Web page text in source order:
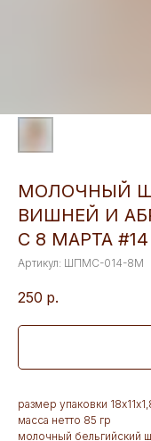
МОЛОЧНЫЙ
ВИШНЕЙ И
С 8 МАРТА #14
Артикул: ШПМС-014-8М
250 р.
размер упаковки
масса нетто 85 гр
молочный бельгийский